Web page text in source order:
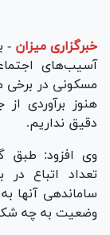
خبرگزاری میزان -
آسیب‌های
مسکونی در برخی
هنوز برآوردی
دقیق نداریم.
وی افزود: طبق
تعداد اتباع
ساماندهی آنها
وضعیت به چه